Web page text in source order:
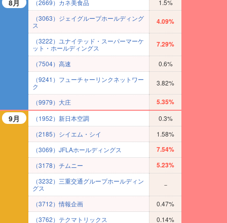
8月 （2669）カネ美食品
1.5%
（3063）ジェイグループホールディング
ス
4.09%
（3222）ユナイテッド・スーパーマーケ
ット・ホールディングス
7.29%
（7504）高速
0.6%
（9241）フューチャーリンクネットワー
ク
3.82%
（9979）大庄 5.35%
9月 （1952）新日本空調
0.3%
（2185）シイエム・シイ
1.58%
（3069）JFLAホールディングス
7.54%
（3178）チムニー 5.23%
（3232）三重交通グループホールディン
グス
－
（3712）情報企画
0.47%
（3762）テクマトリックス
0.14%